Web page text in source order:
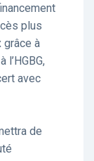
plus
grâce à
l’HGBG,
avec
de